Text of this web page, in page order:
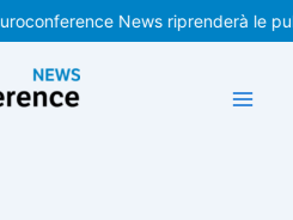
News riprenderà le